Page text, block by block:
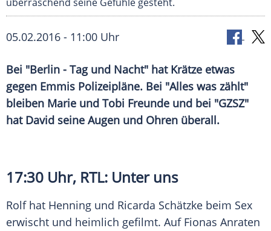
05.02.2016 - 11:00 Uhr
Bei "Berlin - Tag und Nacht" hat Krätze etwas
gegen Emmis Polizeipläne. Bei "Alles was zählt"
bleiben Marie und Tobi Freunde und bei "GZSZ"
hat David seine Augen und Ohren überall.
17:30 Uhr, RTL: Unter uns
Rolf hat Henning und Ricarda Schätzke beim Sex
erwischt und heimlich gefilmt. Auf Fionas Anraten